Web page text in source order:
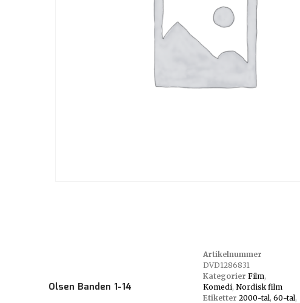
Olsen Banden 1-14
Artikelnummer
DVD1286831
Kategorier Film,
Komedi, Nordisk film
Etiketter 2000-tal, 60-tal,